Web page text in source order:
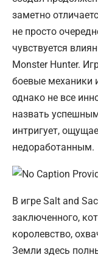
заметно
не просто
чувствуется
Monster Hunter.
боевые механики
однако не все
назвать
интригует,
недоработанным.
В игре Salt and
заключенного,
королевство,
Земли здесь